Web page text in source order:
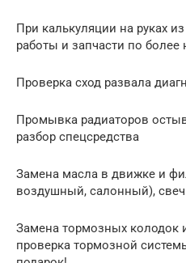
При калькуляции на руках
работы и запчасти по более
Проверка сход развала
Промывка радиаторов
разбор спецсредства
Замена масла в движке и
воздушный, салонный),
Замена тормозных колодок
проверка тормозной